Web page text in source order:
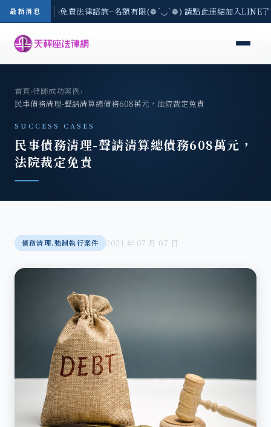
最新消息
-8/3(一) 現場免費法律諮詢~名額有限(❁´◡`❁) 請點此連結加入LINE
首頁›律師成功案例›
民事債務清理-聲請清算總債務608萬元，法院裁定免責
SUCCESS CASES
民事債務清理-聲請清算總債務608萬元，
法院裁定免責
債務清理.強制執行案件 2021 年 07 月 07 日